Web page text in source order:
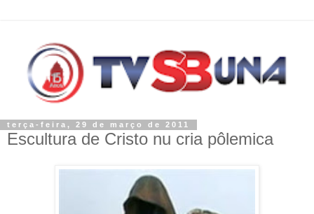
terça-feira, 29 de março de 2011
Escultura de Cristo nu cria pôlemica